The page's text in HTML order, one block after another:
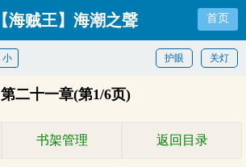
【海贼王】海潮之聲 首页
关灯
护眼
小
第二十一章(第1/6页)
书架管理 返回目录